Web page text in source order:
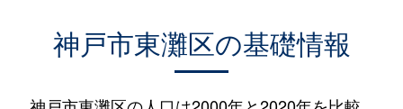
神戸市東灘区の基礎情報